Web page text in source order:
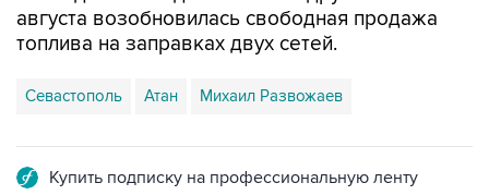
августа возобновилась свободная продажа
топлива на заправках двух сетей.
Севастополь Атан Михаил Развожаев
Купить подписку на профессиональную ленту